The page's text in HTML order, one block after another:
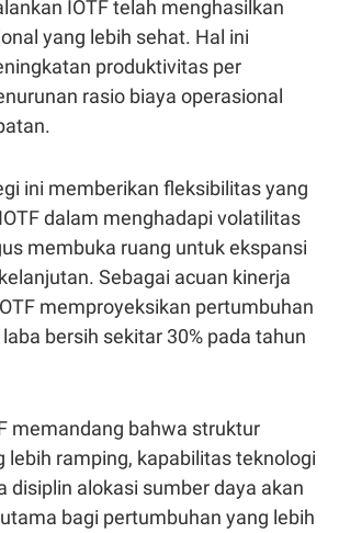
IOTF telah menghasilkan
yang lebih sehat. Hal ini
produktivitas per
rasio biaya operasional
ini memberikan fleksibilitas yang
dalam menghadapi volatilitas
membuka ruang untuk ekspansi
Sebagai acuan kinerja
memproyeksikan pertumbuhan
bersih sekitar 30% pada tahun
memandang bahwa struktur
lebih ramping, kapabilitas teknologi
disiplin alokasi sumber daya akan
bagi pertumbuhan yang lebih